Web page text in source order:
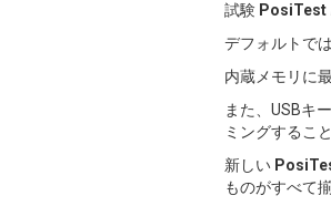
試験 PosiTest
デフォルトで
内蔵メモリに
また、USBキ
ミングするこ
新しい
ものがすべて